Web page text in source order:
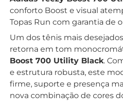
conforto Boost e visual
Topas Run com garantia de
Um dos tênis mais
retorna em tom
Boost 700 Utility Black.
e estrutura robusta, este
firme, suporte e presença
nova combinação de cores